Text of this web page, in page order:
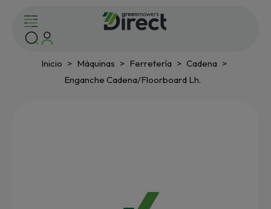
Inicio Máquinas Ferretería
Cadena
Enganche Cadena/Floorboard Lh.